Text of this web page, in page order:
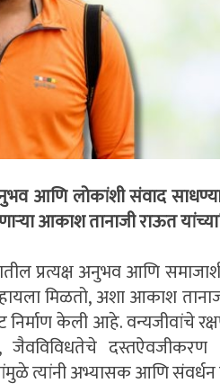
आणि लोकांशी संवाद
आकाश तानाजी राऊत
प्रत्यक्ष अनुभव आणि
मिळतो, अशा आकाश
निर्माण केली आहे. वन्यजीवांचे
दस्तऐवजीकरण
त्यांनी अभ्यासक आणि